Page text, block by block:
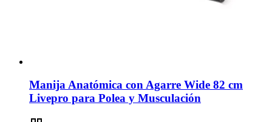
Manija Anatómica con Agarre Wide 82 cm
Livepro para Polea y Musculación